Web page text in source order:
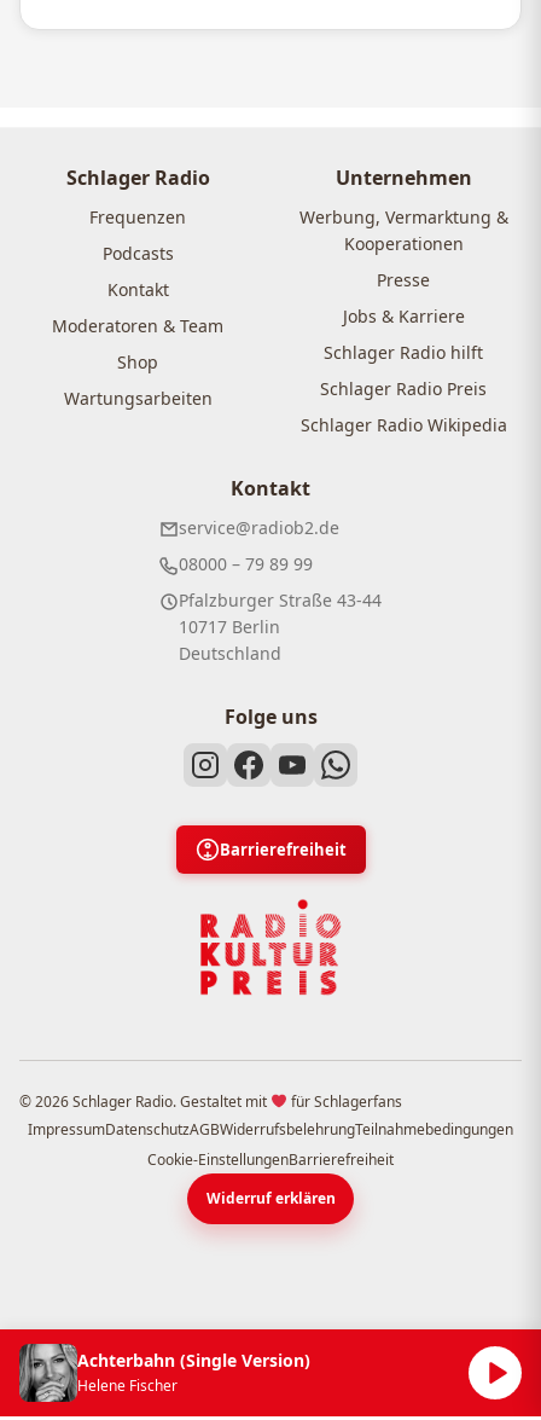
Schlager Radio
Frequenzen
Podcasts
Kontakt
Moderatoren & Team
Shop
Wartungsarbeiten
Unternehmen
Werbung, Vermarktung &
Kooperationen
Presse
Jobs & Karriere
Schlager Radio hilft
Schlager Radio Preis
Schlager Radio Wikipedia
Kontakt
service@radiob2.de
08000 – 79 89 99
Pfalzburger Straße 43-44
10717 Berlin
Deutschland
Folge uns
Barrierefreiheit
© 2026 Schlager Radio. Gestaltet mit
für Schlagerfans
ImpressumDatenschutzAGBWiderrufsbelehrungTeilnahmebedingungen
Cookie-EinstellungenBarrierefreiheit
Widerruf erklären
Achterbahn (Single Version)
Helene Fischer